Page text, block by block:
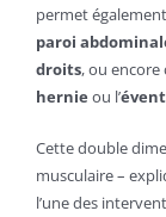
permet
paroi
droits, ou encore
hernie ou l’
Cette double
musculaire –
l’une des